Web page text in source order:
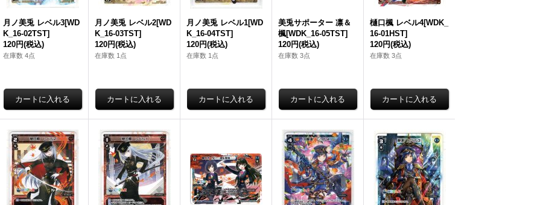
月ノ美兎 レベル3[WD
K_16-02TST]
120円(税込)
在庫数 4点
月ノ美兎 レベル2[WD
K_16-03TST]
120円(税込)
在庫数 1点
月ノ美兎 レベル1[WD
K_16-04TST]
120円(税込)
在庫数 1点
美兎サポーター 凛＆
楓[WDK_16-05TST]
120円(税込)
在庫数 3点
樋口楓 レベル4[WDK_
16-01HST]
120円(税込)
在庫数 3点